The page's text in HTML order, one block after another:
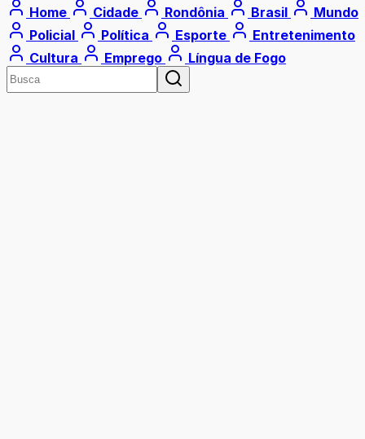
Home Cidade Rondônia Brasil
Mundo
Policial
Política Esporte
Entretenimento
Cultura
Emprego Língua de Fogo